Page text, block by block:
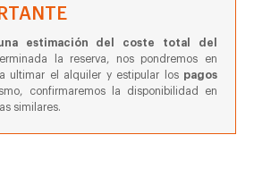
estimación del coste total del
la reserva, nos pondremos en
ultimar el alquiler y estipular los pagos
confirmaremos la disponibilidad en
similares.